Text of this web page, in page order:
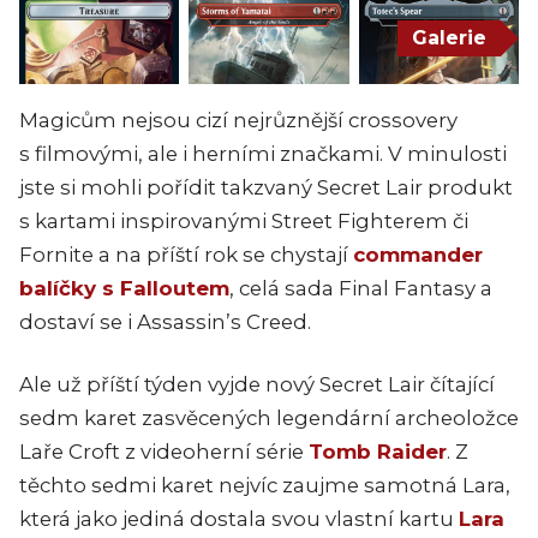
Galerie
Magicům nejsou cizí nejrůznější crossovery
s filmovými, ale i herními značkami. V minulosti
jste si mohli pořídit takzvaný Secret Lair produkt
s kartami inspirovanými Street Fighterem či
Fornite a na příští rok se chystají commander
balíčky s Falloutem, celá sada Final Fantasy a
dostaví se i Assassin’s Creed.
Ale už příští týden vyjde nový Secret Lair čítající
sedm karet zasvěcených legendární archeoložce
Laře Croft z videoherní série Tomb Raider. Z
těchto sedmi karet nejvíc zaujme samotná Lara,
která jako jediná dostala svou vlastní kartu Lara